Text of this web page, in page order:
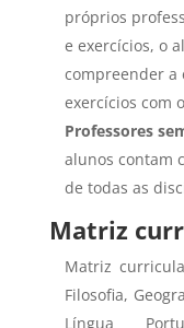
próprios
e exercícios, o
compreender a
exercícios com
Professores
alunos contam
de todas as
Matriz
Matriz
Filosofia,
Língua